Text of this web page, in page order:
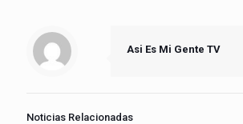
Asi Es Mi Gente TV
Noticias Relacionadas